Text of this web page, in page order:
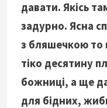
давати. Якісь
задурно. Ясна
з бляшечкою то
тіко десятину
божниці, а ще
для бідних,